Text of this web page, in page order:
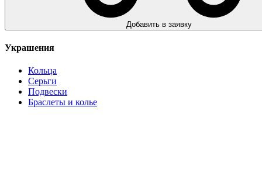
Добавить в заявку
Украшения
Кольца
Серьги
Подвески
Браслеты и колье